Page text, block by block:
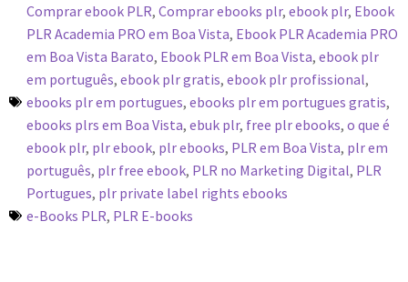
Comprar ebook PLR, Comprar ebooks plr, ebook plr, Ebook
PLR Academia PRO em Boa Vista, Ebook PLR Academia PRO
em Boa Vista Barato, Ebook PLR em Boa Vista, ebook plr
em português, ebook plr gratis, ebook plr profissional,
ebooks plr em portugues, ebooks plr em portugues gratis,
ebooks plrs em Boa Vista, ebuk plr, free plr ebooks, o que é
ebook plr, plr ebook, plr ebooks, PLR em Boa Vista, plr em
português, plr free ebook, PLR no Marketing Digital, PLR
Portugues, plr private label rights ebooks
e-Books PLR, PLR E-books